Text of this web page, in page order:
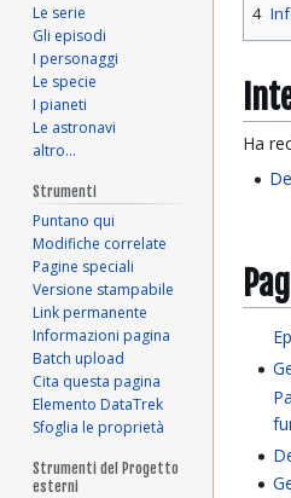
4
Ha
Le serie
Gli episodi
I personaggi
Le specie
I pianeti
Le astronavi
altro…
Strumenti
Puntano qui
Modifiche correlate
Pagine speciali
Versione stampabile
Link permanente
Informazioni pagina
Batch upload
Cita questa pagina
Elemento DataTrek
Sfoglia le proprietà
Strumenti del Progetto
esterni